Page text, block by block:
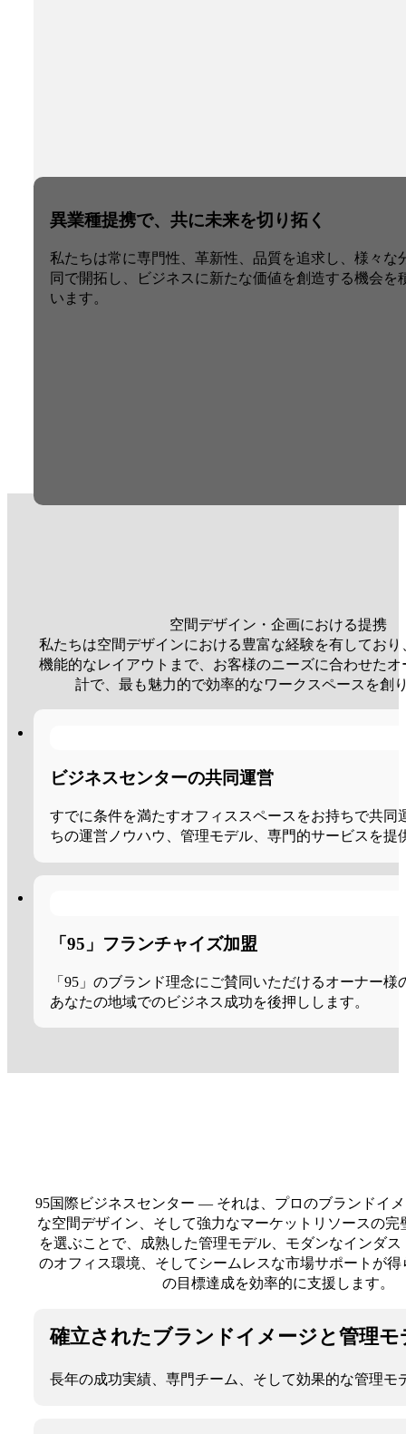
異業種提携で、共に未来を切り拓く
私たちは常に専門性、革新性、品質を追求し、様々
同で開拓し、ビジネスに新たな価値を創造する機会
います。
空間デザイン・企画における提携
私たちは空間デザインにおける豊富な経験を有してお
機能的なレイアウトまで、お客様のニーズに合わせた
計で、最も魅力的で効率的なワークスペースを創
ビジネスセンターの共同運営
すでに条件を満たすオフィススペースをお持ちで共
ちの運営ノウハウ、管理モデル、専門的サービスを
「95」フランチャイズ加盟
「95」のブランド理念にご賛同いただけるオーナー
あなたの地域でのビジネス成功を後押しします。
95国際ビジネスセンター — それは、プロのブランドイ
な空間デザイン、そして強力なマーケットリソースの完
を選ぶことで、成熟した管理モデル、モダンなインダ
のオフィス環境、そしてシームレスな市場サポートが
の目標達成を効率的に支援します。
確立されたブランドイメージと管理モ
長年の成功実績、専門チーム、そして効果的な管理